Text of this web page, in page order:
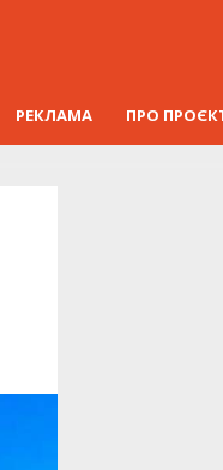
РЕКЛАМА ПРО